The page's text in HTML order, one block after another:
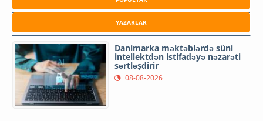
YAZARLAR
Danimarka məktəblərdə süni
intellektdən istifadəyə nəzarəti
sərtləşdirir
08-08-2026